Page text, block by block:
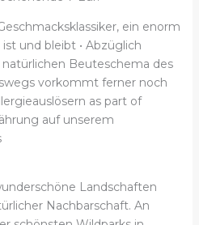
ein enorm
und bleibt • Abzüglich
natürlichen Beuteschema des
vorkommt ferner noch
as part of
auf unserem
Landschaften
Nachbarschaft. An